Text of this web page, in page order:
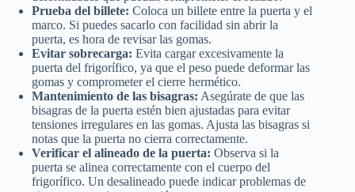
Prueba del billete: Coloca un billete entre la puerta y el
marco. Si puedes sacarlo con facilidad sin abrir la
puerta, es hora de revisar las gomas.
Evitar sobrecarga: Evita cargar excesivamente la
puerta del frigorífico, ya que el peso puede deformar las
gomas y comprometer el cierre hermético.
Mantenimiento de las bisagras: Asegúrate de que las
bisagras de la puerta estén bien ajustadas para evitar
tensiones irregulares en las gomas. Ajusta las bisagras si
notas que la puerta no cierra correctamente.
Verificar el alineado de la puerta: Observa si la
puerta se alinea correctamente con el cuerpo del
frigorífico. Un desalineado puede indicar problemas de